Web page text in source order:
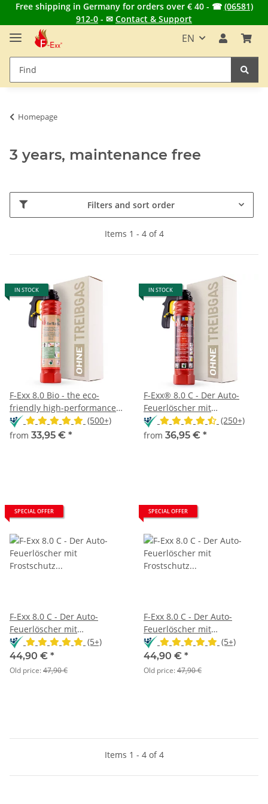
Free shipping in Germany for orders over € 40 - ☎ (06581)
912-0 - ✉ Contact & Support
EN
Homepage
3 years, maintenance free
Filters and sort order
Items 1 - 4 of 4
IN STOCK
F-Exx 8.0 Bio - the eco-
friendly high-performance
extinguisher
(500+)
from 33,95 € *
IN STOCK
F-Exx® 8.0 C - Der Auto-
Feuerlöscher mit
Frostschutz
(250+)
from 36,95 € *
SPECIAL OFFER
F-Exx 8.0 C - Der Auto-
Feuerlöscher mit
Frostschutz + Kfz-Tasche
(5+)
44,90 € *
Old price:47,90 €
SPECIAL OFFER
F-Exx 8.0 C - Der Auto-
Feuerlöscher mit
Frostschutz + Metall-Kfz-
Halter
(5+)
44,90 € *
Old price:47,90 €
Items 1 - 4 of 4